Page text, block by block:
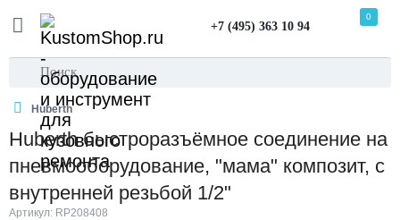
+7 (495) 363 10 94
0
Huberth
Huberth быстроразъёмное соединение на
пневмооборудование, "мама" композит, с
внутренней резьбой 1/2"
Артикул: RP208408